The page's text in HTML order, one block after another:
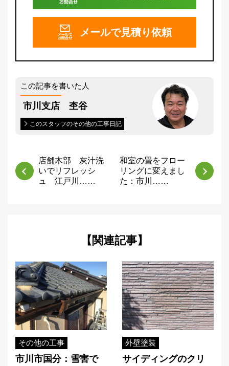
メールで見積り依頼
この記事を書いた人
市川支店 杢谷
このスタッフのその他の工事日記
店舗木部 灰汁洗
いでリフレッシ
ュ 江戸川……
和室の畳をフロー
リングに変えまし
た：市川……
【関連記事】
その他の工事
市川市国分：雪害で
外壁塗装
サイディングのクリ